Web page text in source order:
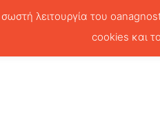
λειτουργία του
cookies και